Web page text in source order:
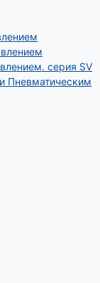
серия SV
Пневматическим